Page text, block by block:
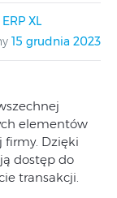
XL
15 grudnia 2023
elementów
firmy. Dzięki
dostęp do
transakcji.